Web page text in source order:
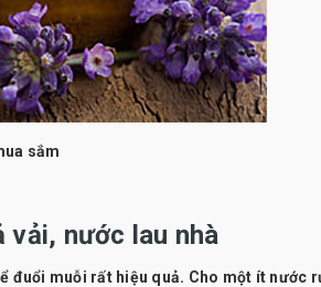
sắm
vải, nước lau nhà
đuổi muỗi rất hiệu quả. Cho một ít nước